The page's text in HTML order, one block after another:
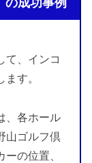
の成功事例
て、インコ
す。
、各ホール
山ゴルフ倶
の位置、